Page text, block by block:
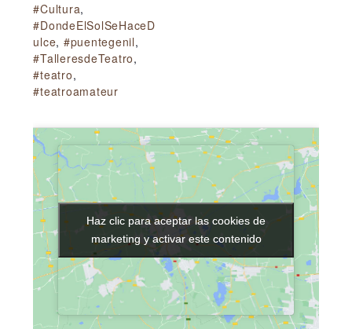
#Cultura,
#DondeElSolSeHaceD
ulce, #puentegenil,
#TalleresdeTeatro,
#teatro,
#teatroamateur
Haz clic para aceptar las cookies de
marketing y activar este contenido
Haz clic para aceptar las cookies de
marketing y activar este contenido